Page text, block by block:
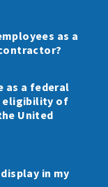
as a
as a federal
eligibility of
United
in my